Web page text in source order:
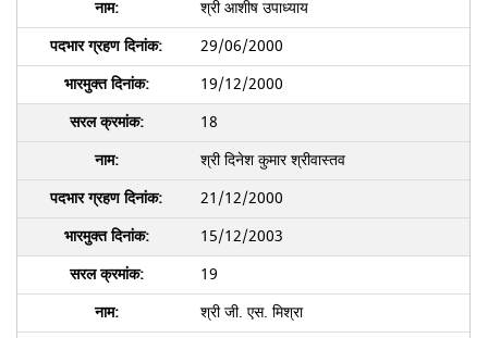
श्री आशीष उपाध्याय
29/06/2000
19/12/2000
18
श्री दिनेश कुमार श्रीवास्तव
21/12/2000
15/12/2003
19
श्री जी. एस. मिश्रा